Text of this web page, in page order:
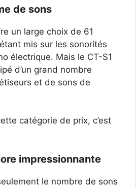
de sons
un large choix de 61
mis sur les sonorités
électrique. Mais le CT-S1
d’un grand nombre
et de sons de
catégorie de prix, c’est
impressionnante
le nombre de sons